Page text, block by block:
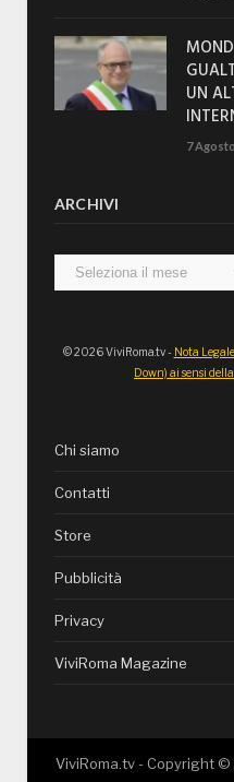
UN
7
ARCHIVI
Archivi
© 2026 ViviRoma.tv - Nota
Down) ai sensi
Chi siamo
Contatti
Store
Pubblicità
Privacy
ViviRoma Magazine
ViviRoma.tv - Copyright ©